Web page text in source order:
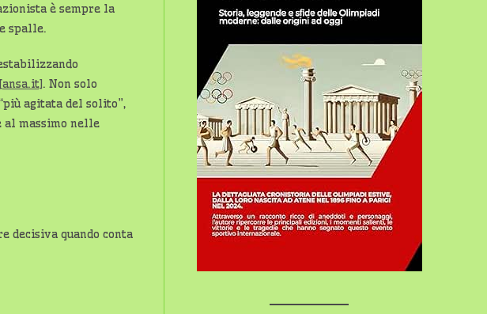
è sempre la
spalle.
[ansa.it]. Non solo
agitata del solito”,
al massimo nelle
decisiva quando conta